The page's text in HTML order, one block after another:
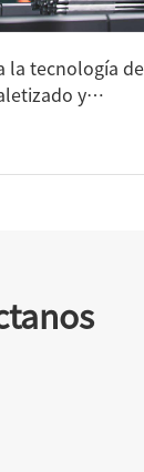
la tecnología de
y